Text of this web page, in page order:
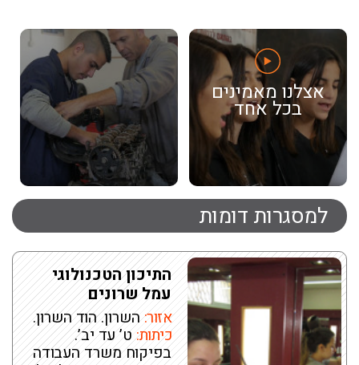
אצלנו מאמינים
בכל אחד
למסגרות דומות
התיכון הטכנולוגי
עמל שרונים
אזור:השרון. הוד השרון.
כיתות:ט’ עד יב’.
בפיקוח משרד העבודה